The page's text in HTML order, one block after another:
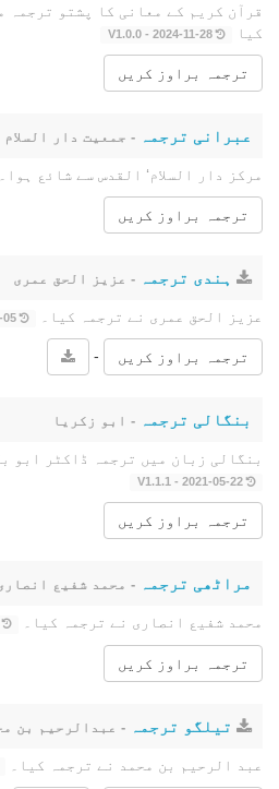
قرآن کریم کے معانی کا پشتو ترجمہ
کیا
2024-11-28 - V1.0.0
ترجمہ براوز کریں
عبرانی ترجمہ - جمعیت دار السلام
مرکز دار السلام‘ القدس سے شائع ہوا۔
ترجمہ براوز کریں
ہندی ترجمہ - عزیز الحق عمری
عزیز الحق عمری نے ترجمہ کیا۔ 2025-08-05 - V1.1.5
ترجمہ براوز کریں -
بنگالی ترجمہ - ابو زکریا
بنگالی زبان میں ترجمہ ڈاکٹر ابو
2021-05-22 - V1.1.1
ترجمہ براوز کریں
مراٹھی ترجمہ - محمد شفیع
محمد شفیع انصاری نے ترجمہ کیا۔ - V1.0.0
ترجمہ براوز کریں
تیلگو ترجمہ - عبدالرحیم بن
عبد الرحیم بن محمد نے ترجمہ کیا۔